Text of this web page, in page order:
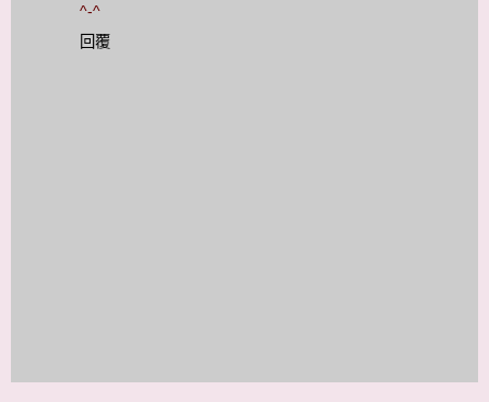
^-^
回覆